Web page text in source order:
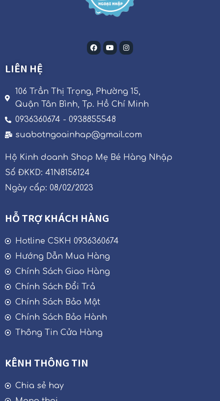
LIÊN HỆ
106 Trần Thị Trọng, Phường 15,
Quận Tân Bình, Tp. Hồ Chí Minh
0936360674 - 0938855548
suabotngoainhap@gmail.com
Hộ Kinh doanh Shop Mẹ Bé Hàng Nhập
Số ĐKKD: 41N8156124
Ngày cấp: 08/02/2023
HỖ TRỢ KHÁCH HÀNG
Hotline CSKH 0936360674
Hướng Dẫn Mua Hàng
Chính Sách Giao Hàng
Chính Sách Đổi Trả
Chính Sách Bảo Mật
Chính Sách Bảo Hành
Thông Tin Cửa Hàng
KÊNH THÔNG TIN
Chia sẻ hay